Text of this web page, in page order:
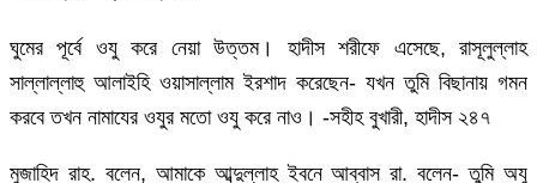
ঘুমের পূর্বে ওযু করে নেয়া উত্তম। হাদীস শরীফে এসেছে, রাসূলুল্লাহ
সাল্লাল্লাহু আলাইহি ওয়াসাল্লাম ইরশাদ করেছেন- যখন তুমি বিছানায় গমন
করবে তখন নামাযের ওযুর মতো ওযু করে নাও। -সহীহ বুখারী, হাদীস ২৪৭
মুজাহিদ রাহ. বলেন, আমাকে আব্দুল্লাহ ইবনে আব্বাস রা. বলেন- তুমি অযু